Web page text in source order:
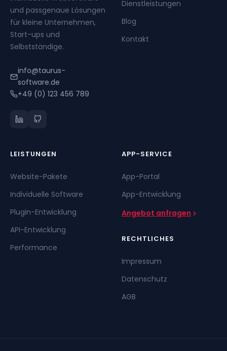
und passgenaue Lösungen
für kleine Unternehmen,
Start-ups und
Selbstständige.
info@taurus-
software.de
+49 (0) 123 456 789
Dienstleistungen
Blog
Kontakt
LEISTUNGEN
Website-Pakete
Individuelle Software
Plugin-Entwicklung
API-Entwicklung
Performance
APP-SERVICE
App-Portal
App-Entwicklung
Angebot anfragen
RECHTLICHES
Impressum
Datenschutz
AGB